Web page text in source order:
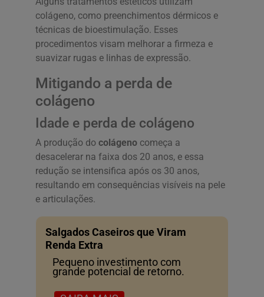
colágeno, como preenchimentos dérmicos e
técnicas de bioestimulação. Esses
procedimentos visam melhorar a firmeza e
suavizar rugas e linhas de expressão.
Mitigando a perda de
colágeno
Idade e perda de colágeno
A produção do colágeno começa a
desacelerar na faixa dos 20 anos, e essa
redução se intensifica após os 30 anos,
resultando em consequências visíveis na pele
e articulações.
Salgados Caseiros que Viram
Renda Extra
Pequeno investimento com
grande potencial de retorno.